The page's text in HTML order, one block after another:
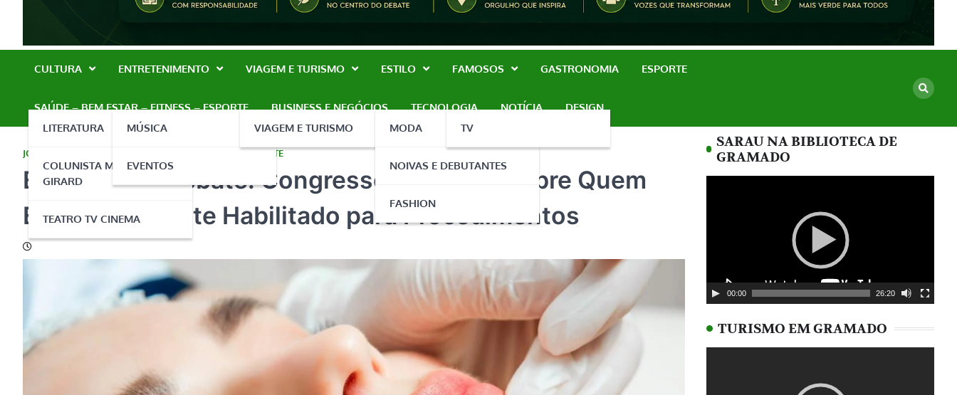
CULTURA
LITERATURA
COLUNISTA MARCELO
GIRARD
TEATRO TV CINEMA
ENTRETENIMENTO
MÚSICA
EVENTOS
VIAGEM E TURISMO
VIAGEM E TURISMO
ESTILO
MODA
NOIVAS E DEBUTANTES
FASHION
FAMOSOS
TV
GASTRONOMIA ESPORTE
SAÚDE – BEM ESTAR – FITNESS – ESPORTE BUSINESS E NEGÓCIOS TECNOLOGIA NOTÍCIA DESIGN
JORNAL CURITIBA SAÚDE - BEM ESTAR - FITNESS - ESPORTE
Estética em Debate: Congresso se Divide sobre Quem
Está Legalmente Habilitado para Procedimentos
SARAU NA BIBLIOTECA DE
GRAMADO
00:00 26:20
TURISMO EM GRAMADO